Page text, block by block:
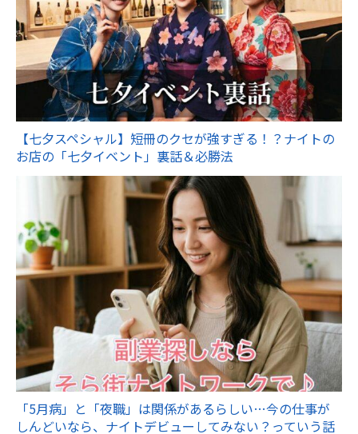
【七夕スペシャル】短冊のクセが強すぎる！？ナイトの
お店の「七夕イベント」裏話＆必勝法
「5月病」と「夜職」は関係があるらしい…今の仕事が
しんどいなら、ナイトデビューしてみない？っていう話